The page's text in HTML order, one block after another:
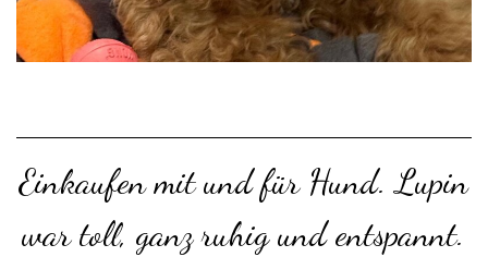
Einkaufen mit und für Hund. Lupin
war toll, ganz ruhig und entspannt.